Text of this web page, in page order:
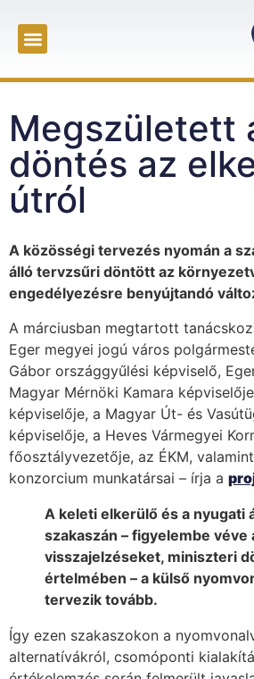
Megszületett
döntés az
útról
A közösségi tervezés nyomán a
álló tervzsűri döntött az
engedélyezésre benyújtandó
A márciusban megtartott
Eger megyei jogú város
Gábor országgyűlési képviselő,
Magyar Mérnöki Kamara
képviselője, a Magyar Út- és
képviselője, a Heves Vármegyei
főosztályvezetője, az ÉKM,
konzorcium munkatársai – írja a
A keleti elkerülő és a nyugati
szakaszán – figyelembe véve
visszajelzéseket, miniszteri
értelmében – a külső
tervezik tovább.
Így ezen szakaszokon a
alternatívákról, csomóponti